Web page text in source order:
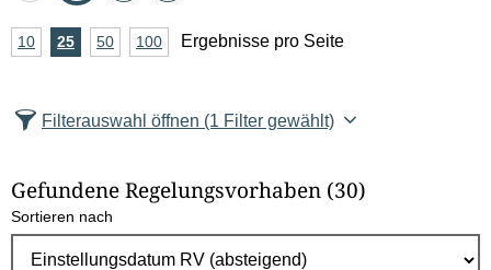
zurück
vor
A
z
l
E
10Ergebnisse
25Ergebnisse
50Ergebnisse
100Ergebnisse
Ergebnisse pro Seite
Filterauswahl öffnen (1 Filter gewählt)
Gefundene Regelungsvorhaben (30)
Sortieren nach